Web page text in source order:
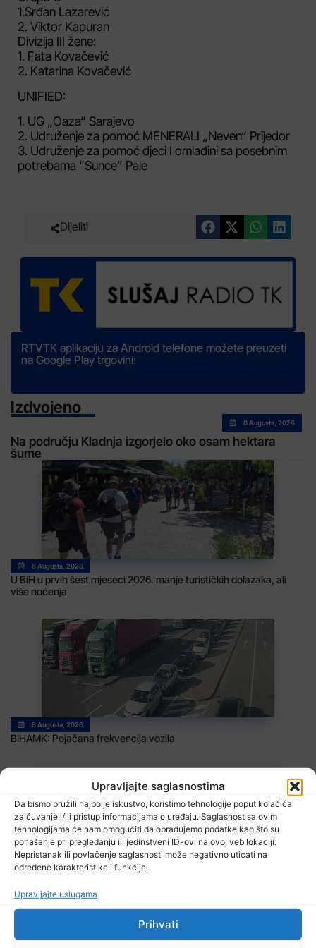
Upravljajte saglasnostima
Da bismo pružili najbolje iskustvo, koristimo tehnologije poput kolačića
za čuvanje i/ili pristup informacijama o uređaju. Saglasnost sa ovim
tehnologijama će nam omogućiti da obrađujemo podatke kao što su
ponašanje pri pregledanju ili jedinstveni ID-ovi na ovoj veb lokaciji.
Nepristanak ili povlačenje saglasnosti može negativno uticati na
određene karakteristike i funkcije.
Upravljajte uslugama
Prihvati
1.Srđan Lazarević
2. Viktor Kapuran
Divizija III žene:
1. Fata Kovačević
2. Katarina Kovačević
UNIFIED:
1. UG „Oaza“ Sarajevo
2. Udruženje za pomoć MENERALI „Neven“ Prijedor
3. Udruženje za pomoć djeci I omladini sa posebnim
potrebama “Sunce” Pale
Dijeliti
RTVTK aplikaciju za Android telefone možete preuzeti
na Google Play trgovini:
Izdvojeno
8 Augusta, 2026
Na području Kladnja izgorjelo oko osam hektara
šume
8 Augusta, 2026
U BiH u prvih šest mjeseci 2026. manje turističkih dolazaka, ali
više noćenja
8 Augusta, 2026
BIHAMK: Pojačana frekvencija vozila
8 Augusta, 2026